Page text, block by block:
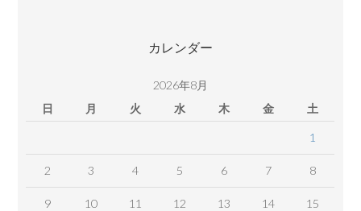
カレンダー
2026年8月
日
月 火 水 木 金 土
1
2 3 4 5 6 7 8
9 10 11 12 13 14 15